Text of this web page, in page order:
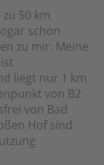
50 km
schon
zu mir. Meine
liegt nur 1 km
von B2
von Bad
Hof sind